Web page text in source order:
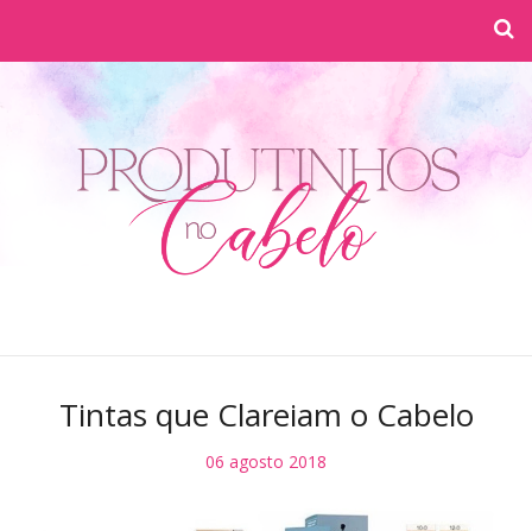
Tintas que Clareiam o Cabelo
06 agosto 2018